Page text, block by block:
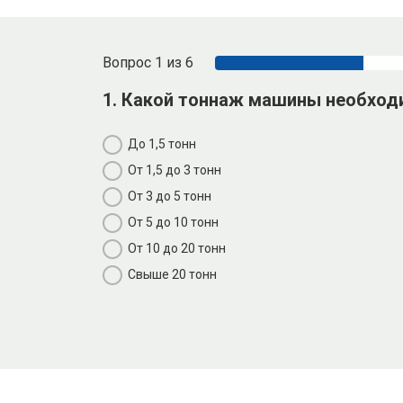
Вопрос 1 из 6
1. Какой тоннаж машины
До 1,5 тонн
От 1,5 до 3 тонн
От 3 до 5 тонн
От 5 до 10 тонн
От 10 до 20 тонн
Свыше 20 тонн